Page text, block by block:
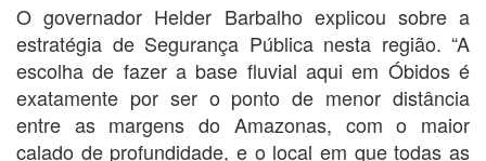
O governador Helder Barbalho explicou sobre a
estratégia de Segurança Pública nesta região. “A
escolha de fazer a base fluvial aqui em Óbidos é
exatamente por ser o ponto de menor distância
entre as margens do Amazonas, com o maior
calado de profundidade, e o local em que todas as